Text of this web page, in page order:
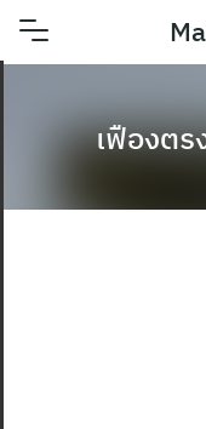
Skip
เฟืองตร